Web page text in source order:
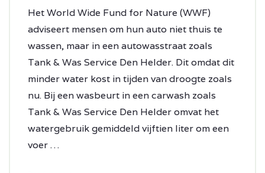
Het World Wide Fund for Nature (WWF)
adviseert mensen om hun auto niet thuis te
wassen, maar in een autowasstraat zoals
Tank & Was Service Den Helder. Dit omdat dit
minder water kost in tijden van droogte zoals
nu. Bij een wasbeurt in een carwash zoals
Tank & Was Service Den Helder omvat het
watergebruik gemiddeld vijftien liter om een
voer …